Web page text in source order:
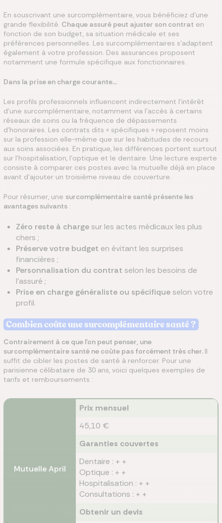
En souscrivant une surcomplémentaire, vous bénéficiez d'une
grande flexibilité. Chaque assuré peut ajuster son contrat en
fonction de son budget, sa situation médicale et ses
préférences personnelles. Les surcomplémentaires s'adaptent
également à votre profession. Des assurances proposent
notamment une formule spécifique aux fonctionnaires.
Dans la prise en charge courante…
Les profils professionnels influencent indirectement l’intérêt
d’une surcomplémentaire, notamment via l’accès à certains
réseaux de soins ou la fréquence de dépassements
d’honoraires. Les contrats dits « spécifiques » reposent moins
sur la profession elle-même que sur les habitudes de recours
aux soins associées. En pratique, les différences portent surtout
sur l’hospitalisation, l’optique et le dentaire. Une lecture experte
consiste à comparer ces postes avec la mutuelle déjà en place
avant d’ajouter un troisième niveau de couverture.
Pour résumer, une surcomplémentaire santé présente les
avantages suivants :
Zéro reste à chargesur les actes médicaux les plus
chers ;
Préserve votre budget en évitant les surprises
financières ;
Personnalisation du contrat selon les besoins de
l'assuré ;
Prise en charge généraliste ou spécifiqueselon votre
profil.
Combien coûte une surcomplémentaire santé ?
Contrairement à ce que l'on peut penser, une
surcomplémentaire santé ne coûte pas forcément très cher. Il
suffit de cibler les postes de santé à renforcer. Pour une
parisienne célibataire de 30 ans, voici quelques exemples de
tarifs et remboursements :
Mutuelle April
Prix mensuel
45,10 €
Garanties couvertes
Dentaire : + +
Optique : + +
Hospitalisation : + +
Consultations : + +
Obtenir un devis